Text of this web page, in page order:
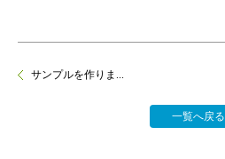
サンプルを作りま...
一覧へ戻る